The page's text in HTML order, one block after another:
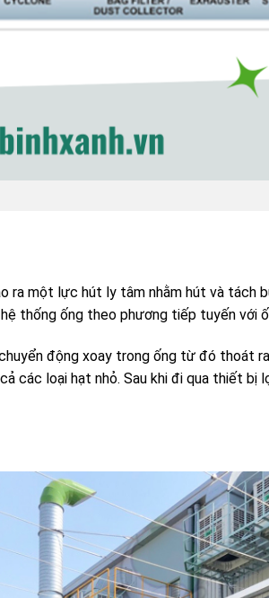
ra một lực hút ly tâm nhằm hút và tách
thống ống theo phương tiếp tuyến với
động xoay trong ống từ đó thoát
các loại hạt nhỏ. Sau khi đi qua thiết bị